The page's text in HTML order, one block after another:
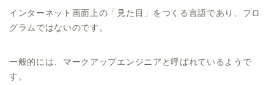
インターネット画面上の「見た目」をつくる言語であり、プロ
グラムではないのです。
一般的には、マークアップエンジニアと呼ばれているようで
す。